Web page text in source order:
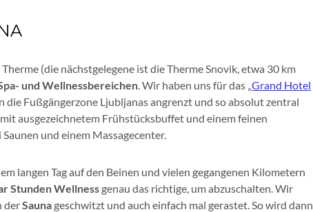
(die nächstgelegene ist die Therme Snovik, etwa 30 km
und Wellnessbereichen . Wir haben uns für das „ Grand Hotel
die Fußgängerzone Ljubljanas angrenzt und so absolut zentral
ausgezeichnetem Frühstücksbuffet und einem feinen
und einem Massagecenter.
langen Tag auf den Beinen und vielen gegangenen Kilometern
Stunden Wellness genau das richtige, um abzuschalten. Wir
derSauna geschwitzt und auch einfach mal gerastet. So wird dann